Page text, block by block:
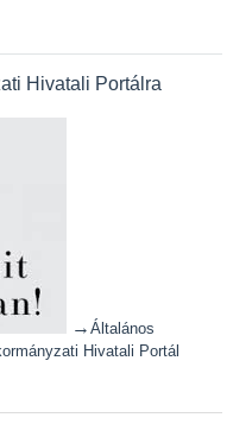
Hivatali Portálra
→ Általános
Hivatali Portál